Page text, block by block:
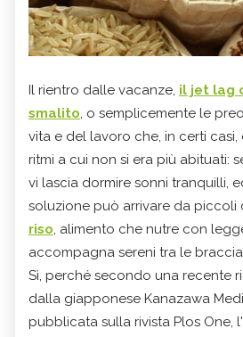
Il rientro dalle vacanze, il jet lag
smalito, o semplicemente le
vita e del lavoro che, in certi
ritmi a cui non si era più abituati:
vi lascia dormire sonni tranquilli,
soluzione può arrivare da piccoli
riso, alimento che nutre con
accompagna sereni tra le
Sì, perché secondo una recente
dalla giapponese Kanazawa
pubblicata sulla rivista Plos One,